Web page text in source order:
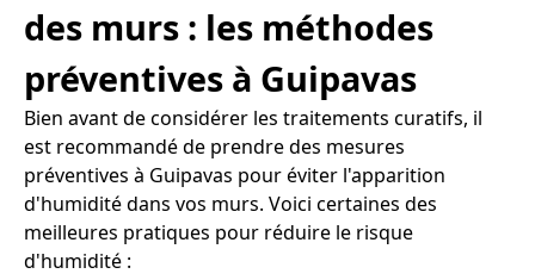
des murs : les méthodes
préventives à Guipavas
Bien avant de considérer les traitements curatifs, il
est recommandé de prendre des mesures
préventives à Guipavas pour éviter l'apparition
d'humidité dans vos murs. Voici certaines des
meilleures pratiques pour réduire le risque
d'humidité :